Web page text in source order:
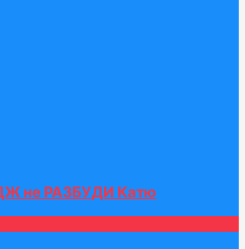
не РАЗБУДИ Катю